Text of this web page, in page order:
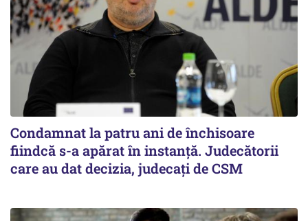
Condamnat la patru ani de închisoare
fiindcă s-a apărat în instanță. Judecătorii
care au dat decizia, judecați de CSM